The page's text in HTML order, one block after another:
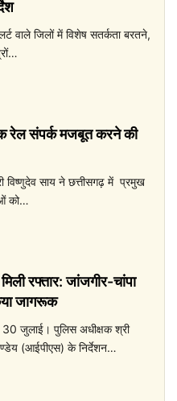
वाले जिलों में विशेष सतर्कता बरतने,
रेल संपर्क मजबूत करने की
विष्णुदेव साय ने छत्तीसगढ़ में प्रमुख
को…
रफ्तार: जांजगीर-चांपा
जागरूक
30 जुलाई। पुलिस अधीक्षक श्री
(आईपीएस) के निर्देशन…